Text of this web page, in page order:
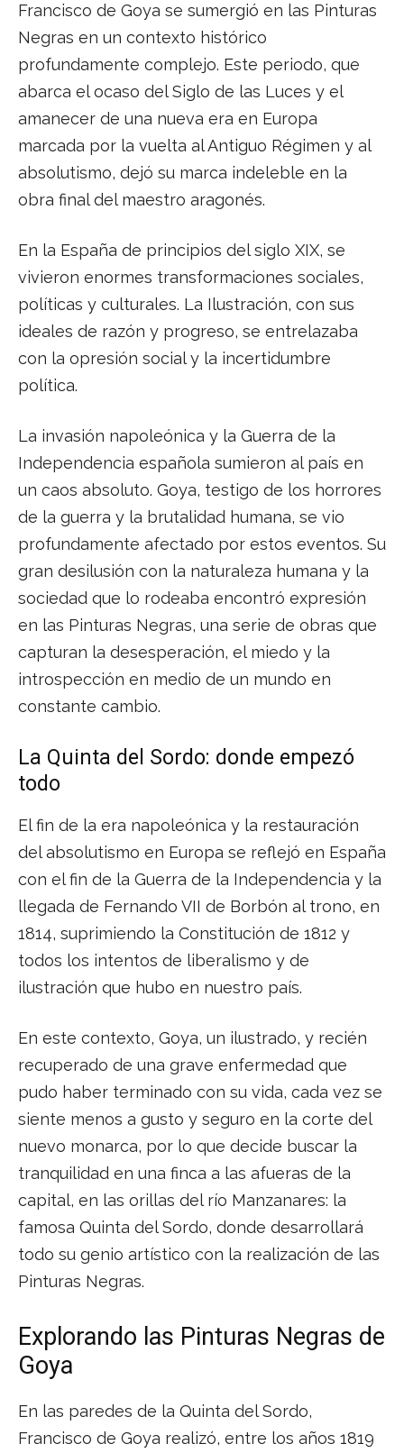
Francisco de Goya se sumergió en las Pinturas
Negras en un contexto histórico
profundamente complejo. Este periodo, que
abarca el ocaso del Siglo de las Luces y el
amanecer de una nueva era en Europa
marcada por la vuelta al Antiguo Régimen y al
absolutismo, dejó su marca indeleble en la
obra final del maestro aragonés.
En la España de principios del siglo XIX, se
vivieron enormes transformaciones sociales,
políticas y culturales. La Ilustración, con sus
ideales de razón y progreso, se entrelazaba
con la opresión social y la incertidumbre
política.
La invasión napoleónica y la Guerra de la
Independencia española sumieron al país en
un caos absoluto. Goya, testigo de los horrores
de la guerra y la brutalidad humana, se vio
profundamente afectado por estos eventos. Su
gran desilusión con la naturaleza humana y la
sociedad que lo rodeaba encontró expresión
en las Pinturas Negras, una serie de obras que
capturan la desesperación, el miedo y la
introspección en medio de un mundo en
constante cambio.
La Quinta del Sordo: donde empezó
todo
El fin de la era napoleónica y la restauración
del absolutismo en Europa se reflejó en España
con el fin de la Guerra de la Independencia y la
llegada de Fernando VII de Borbón al trono, en
1814, suprimiendo la Constitución de 1812 y
todos los intentos de liberalismo y de
ilustración que hubo en nuestro país.
En este contexto, Goya, un ilustrado, y recién
recuperado de una grave enfermedad que
pudo haber terminado con su vida, cada vez se
siente menos a gusto y seguro en la corte del
nuevo monarca, por lo que decide buscar la
tranquilidad en una finca a las afueras de la
capital, en las orillas del río Manzanares: la
famosa Quinta del Sordo, donde desarrollará
todo su genio artístico con la realización de las
Pinturas Negras.
Explorando las Pinturas Negras de
Goya
En las paredes de la Quinta del Sordo,
Francisco de Goya realizó, entre los años 1819